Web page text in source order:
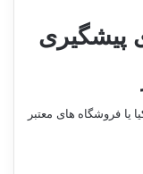
پیشگیری
یا فروشگاه های معتبر